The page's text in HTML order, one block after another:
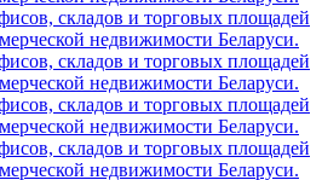
складов и торговых площадей
недвижимости Беларуси.
складов и торговых площадей
недвижимости Беларуси.
складов и торговых площадей
недвижимости Беларуси.
складов и торговых площадей
недвижимости Беларуси.